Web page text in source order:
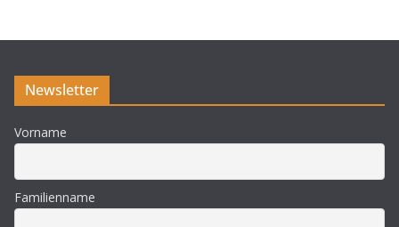
Newsletter
Vorname
Familienname